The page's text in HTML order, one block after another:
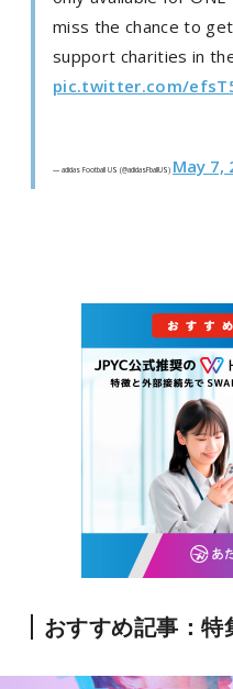
miss the chance to
support charities in
pic.twitter.com/
— adidas Football US (@adidasFballUS) May 7,
おすすめ記事：特